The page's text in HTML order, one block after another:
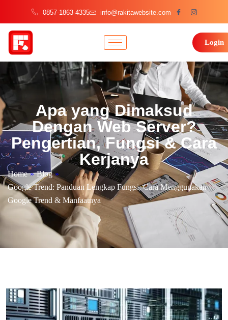
0857-1863-4335 info@rakitawebsite.com
Login
Apa yang Dimaksud
Dengan Web Server?
Pengertian, Fungsi & Cara
Kerjanya
Home » Blog »
Google Trend: Panduan Lengkap Fungsi, Cara Menggunakan
Google Trend & Manfaatnya